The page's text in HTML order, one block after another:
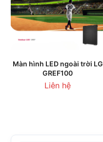
Màn hình LED ngoài trời LG
GREF100
Liên hệ